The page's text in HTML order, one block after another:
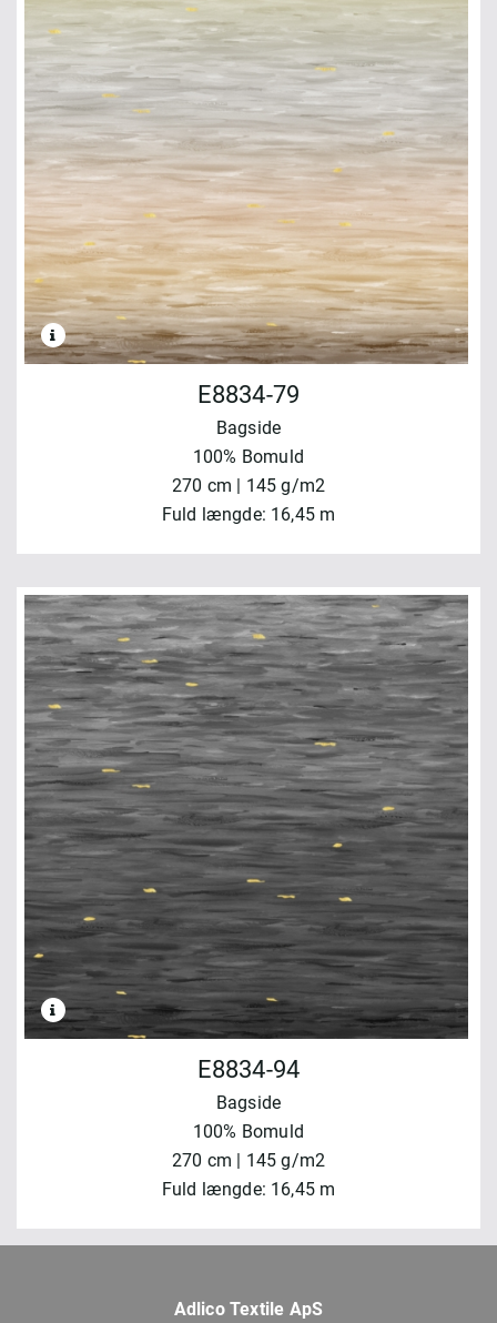
E8834-79
Bagside
100% Bomuld
270 cm | 145 g/m2
Fuld længde: 16,45 m
E8834-94
Bagside
100% Bomuld
270 cm | 145 g/m2
Fuld længde: 16,45 m
Adlico Textile ApS